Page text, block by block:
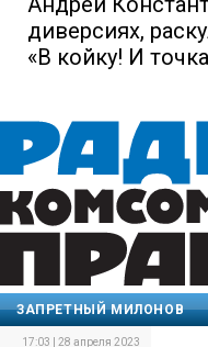
диверсиях,
«В койку! И
ЗАПРЕТНЫЙ МИЛОНОВ
17:03 | 28 апреля 2023